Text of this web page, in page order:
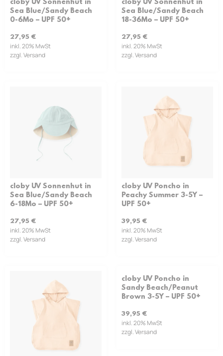
cloby UV Sonnenhut in
Sea Blue/Sandy Beach
0-6Mo – UPF 50+
27,95 €
inkl. 20% MwSt
zzgl. Versand
cloby UV Sonnenhut in
Sea Blue/Sandy Beach
18-36Mo – UPF 50+
27,95 €
inkl. 20% MwSt
zzgl. Versand
cloby UV Sonnenhut in
Sea Blue/Sandy Beach
6-18Mo – UPF 50+
27,95 €
inkl. 20% MwSt
zzgl. Versand
cloby UV Poncho in
Peachy Summer 3-5Y –
UPF 50+
39,95 €
inkl. 20% MwSt
zzgl. Versand
cloby UV Poncho in
Sandy Beach/Peanut
Brown 3-5Y – UPF 50+
39,95 €
inkl. 20% MwSt
zzgl. Versand